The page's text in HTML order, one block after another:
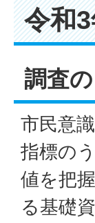
令和
調査
市民意
指標の
値を把
る基礎